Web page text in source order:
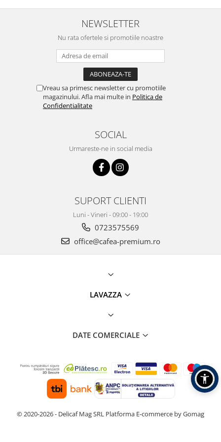
NEWSLETTER
Nu rata ofertele si promotiile noastre
Vreau sa primesc newsletter cu promotiile
magazinului. Afla mai multe in Politica de
Confidentialitate
SOCIAL
Urmareste-ne in social media
SUPORT CLIENTI
Luni - Vineri - 09:00 - 19:00
0723575569
office@cafea-premium.ro
LAVAZZA
DATE COMERCIALE
© 2020-2026 - Delicaf Mag SRL Platforma E-commerce by Gomag